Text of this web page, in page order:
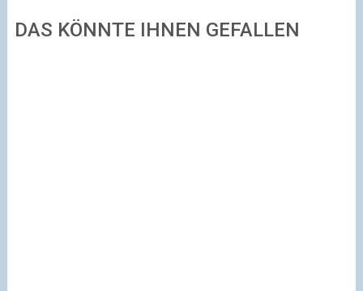
DAS KÖNNTE IHNEN GEFALLEN